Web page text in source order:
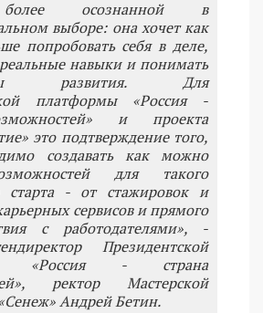
осознанной в
выборе: она хочет как
попробовать себя в деле,
навыки и понимать
развития. Для
платформы «Россия -
и проекта
это подтверждение того,
создавать как можно
для такого
старта - от стажировок и
сервисов и прямого
с работодателями», -
Президентской
«Россия - страна
ректор Мастерской
Андрей Бетин.